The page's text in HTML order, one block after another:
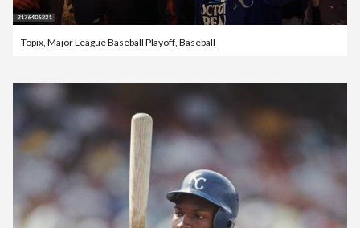
Topix, Major League Baseball Playoff, Baseball